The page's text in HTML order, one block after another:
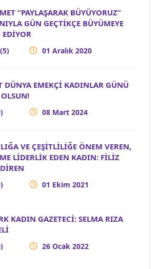
“PAYLAŞARAK BÜYÜYORUZ”
GÜN GEÇTİKÇE BÜYÜMEYE
EDİYOR
01 Aralık 2020
DÜNYA EMEKÇİ KADINLAR GÜNÜ
08 Mart 2024
VE ÇEŞİTLİLİĞE ÖNEM VEREN,
LİDERLİK EDEN KADIN: FİLİZ
01 Ekim 2021
KADIN GAZETECİ: SELMA RIZA
26 Ocak 2022